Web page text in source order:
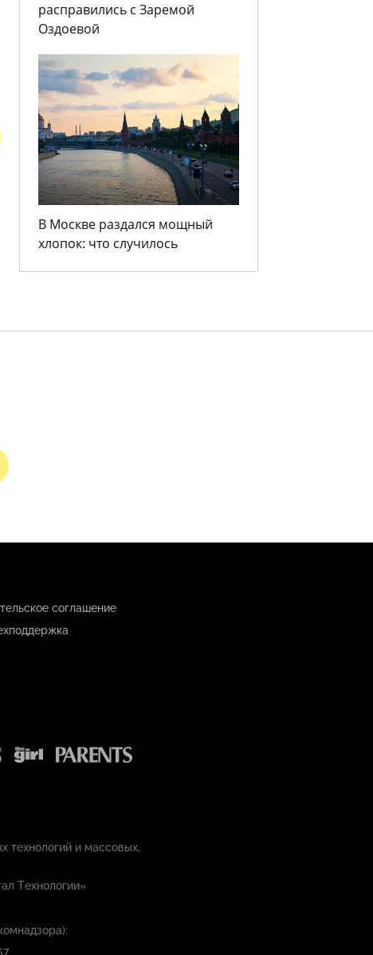
расправились с Заремой
Оздоевой
В Москве раздался мощный
хлопок: что случилось
соглашение
технологий и массовых,
Технологии»